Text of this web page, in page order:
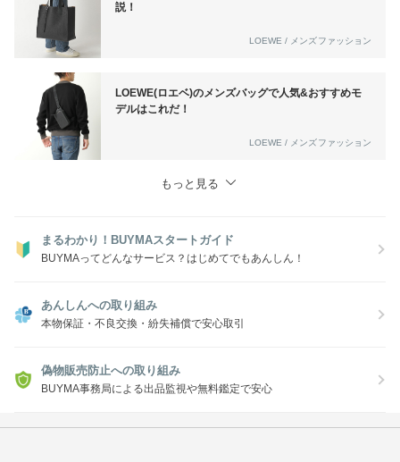
説！
LOEWE / メンズファッション
LOEWE(ロエベ)のメンズバッグで人気&おすすめモ
デルはこれだ！
LOEWE / メンズファッション
もっと見る
まるわかり！BUYMAスタートガイド
BUYMAってどんなサービス？はじめてでもあんしん！
あんしんへの取り組み
本物保証・不良交換・紛失補償で安心取引
偽物販売防止への取り組み
BUYMA事務局による出品監視や無料鑑定で安心